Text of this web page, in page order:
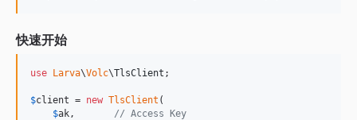
快速开始
use Larva\Volc\TlsClient ;
$client = new TlsClient (
$ak , // Access Key